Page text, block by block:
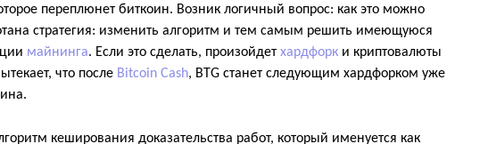
переплюнет биткоин. Возник логичный вопрос: как это можно
стратегия: изменить алгоритм и тем самым решить имеющуюся
майнинга. Если это сделать, произойдет хардфорк и криптовалюты
что после Bitcoin Cash, BTG станет следующим хардфорком уже
кеширования доказательства работ, который именуется как